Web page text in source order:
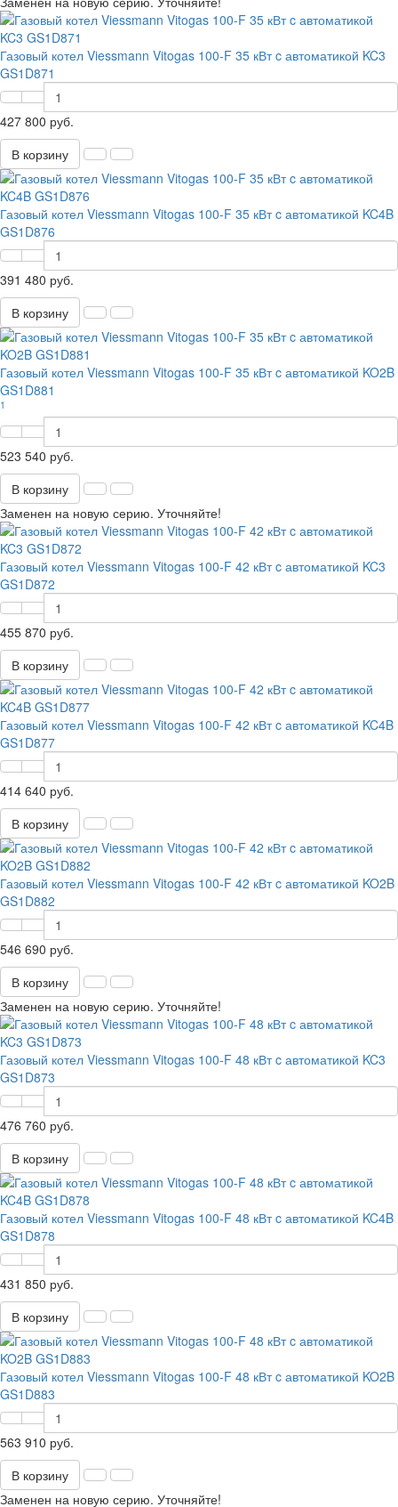
Газовый котел Viessmann Vitogas 100-F 35 кВт c автоматикой KC3
GS1D871
427 800 руб.
В корзину
Газовый котел Viessmann Vitogas 100-F 35 кВт c автоматикой KC4B
GS1D876
391 480 руб.
В корзину
Газовый котел Viessmann Vitogas 100-F 35 кВт c автоматикой KO2B
GS1D881
1
523 540 руб.
В корзину
Заменен на новую серию. Уточняйте!
Газовый котел Viessmann Vitogas 100-F 42 кВт c автоматикой KC3
GS1D872
455 870 руб.
В корзину
Газовый котел Viessmann Vitogas 100-F 42 кВт c автоматикой KC4B
GS1D877
414 640 руб.
В корзину
Газовый котел Viessmann Vitogas 100-F 42 кВт c автоматикой KO2B
GS1D882
546 690 руб.
В корзину
Заменен на новую серию. Уточняйте!
Газовый котел Viessmann Vitogas 100-F 48 кВт c автоматикой KC3
GS1D873
476 760 руб.
В корзину
Газовый котел Viessmann Vitogas 100-F 48 кВт c автоматикой KC4B
GS1D878
431 850 руб.
В корзину
Газовый котел Viessmann Vitogas 100-F 48 кВт c автоматикой KO2B
GS1D883
563 910 руб.
В корзину
Заменен на новую серию. Уточняйте!